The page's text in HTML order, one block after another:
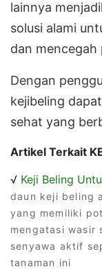
lainnya
solusi alami
dan
Dengan
kejibeling
sehat yang
Artikel Terkait
√ Keji Beling
daun keji beling
yang memiliki
mengatasi wasir
senyawa aktif
tanaman ini